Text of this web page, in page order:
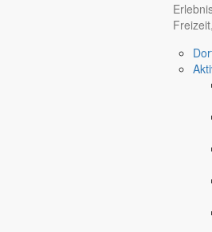
Öffnungszeiten
08:30 – 11:30 Uhr und
08:30 – 11:30 Uhr und 14:00
Außerhalb der Öffnungszeiten können